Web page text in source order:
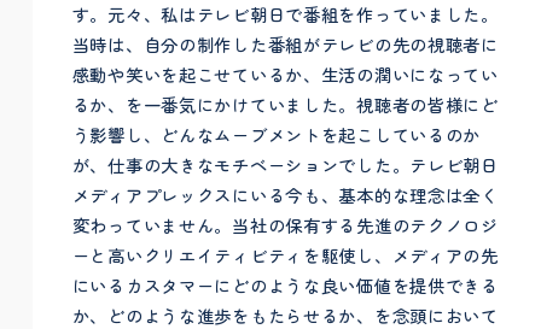
す。元々、私はテレビ朝日で番組を作っていました。
当時は、自分の制作した番組がテレビの先の視聴者に
感動や笑いを起こせているか、生活の潤いになってい
るか、を一番気にかけていました。視聴者の皆様にど
う影響し、どんなムーブメントを起こしているのか
が、仕事の大きなモチベーションでした。テレビ朝日
メディアプレックスにいる今も、基本的な理念は全く
変わっていません。当社の保有する先進のテクノロジ
ーと高いクリエイティビティを駆使し、メディアの先
にいるカスタマーにどのような良い価値を提供できる
か、どのような進歩をもたらせるか、を念頭において